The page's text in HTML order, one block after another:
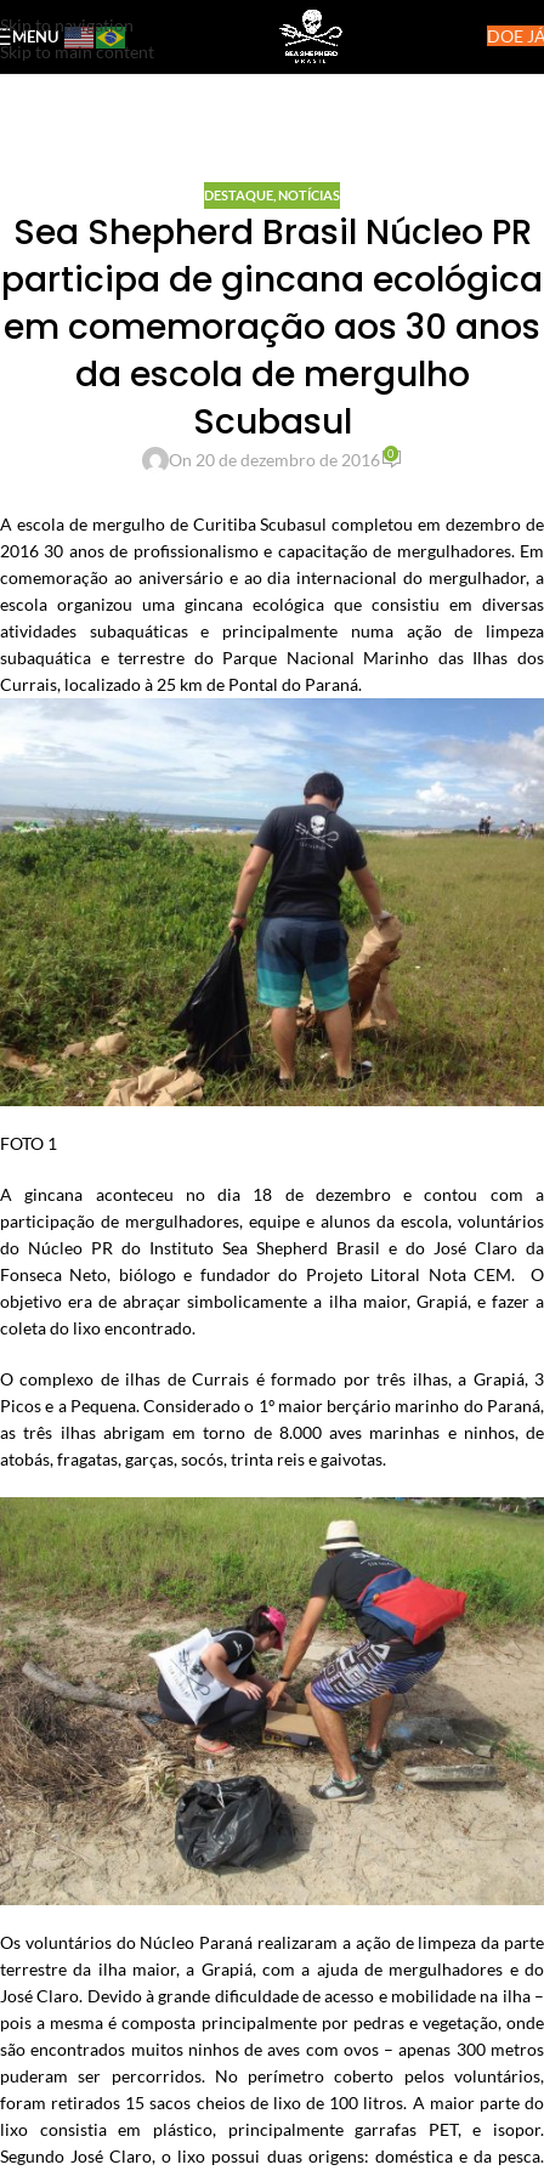
Skip to navigation
Skip to main content
MENU DOE
DESTAQUE NOTÍCIAS
Sea Shepherd Brasil Núcleo PR
participa de gincana ecológica
em comemoração aos 30 anos
da escola de mergulho
Scubasul
On 20 de dezembro de 2016 0
A escola de mergulho de Curitiba Scubasul completou em dezembro de
2016 30 anos de profissionalismo e capacitação de mergulhadores. Em
comemoração ao aniversário e ao dia internacional do mergulhador, a
escola organizou uma gincana ecológica que consistiu em diversas
atividades subaquáticas e principalmente numa ação de limpeza
subaquática e terrestre do Parque Nacional Marinho das Ilhas dos
Currais, localizado à 25 km de Pontal do Paraná.
FOTO 1
A gincana aconteceu no dia 18 de dezembro e contou com a
participação de mergulhadores, equipe e alunos da escola, voluntários
do Núcleo PR do Instituto Sea Shepherd Brasil e do José Claro da
Fonseca Neto, biólogo e fundador do Projeto Litoral Nota CEM. O
objetivo era de abraçar simbolicamente a ilha maior, Grapiá, e fazer a
coleta do lixo encontrado.
O complexo de ilhas de Currais é formado por três ilhas, a Grapiá, 3
Picos e a Pequena. Considerado o 1º maior berçário marinho do Paraná,
as três ilhas abrigam em torno de 8.000 aves marinhas e ninhos, de
atobás, fragatas, garças, socós, trinta reis e gaivotas.
Os voluntários do Núcleo Paraná realizaram a ação de limpeza da parte
terrestre da ilha maior, a Grapiá, com a ajuda de mergulhadores e do
José Claro. Devido à grande dificuldade de acesso e mobilidade na ilha –
pois a mesma é composta principalmente por pedras e vegetação, onde
são encontrados muitos ninhos de aves com ovos – apenas 300 metros
puderam ser percorridos. No perímetro coberto pelos voluntários,
foram retirados 15 sacos cheios de lixo de 100 litros. A maior parte do
lixo consistia em plástico, principalmente garrafas PET, e isopor.
Segundo José Claro, o lixo possui duas origens: doméstica e da pesca.